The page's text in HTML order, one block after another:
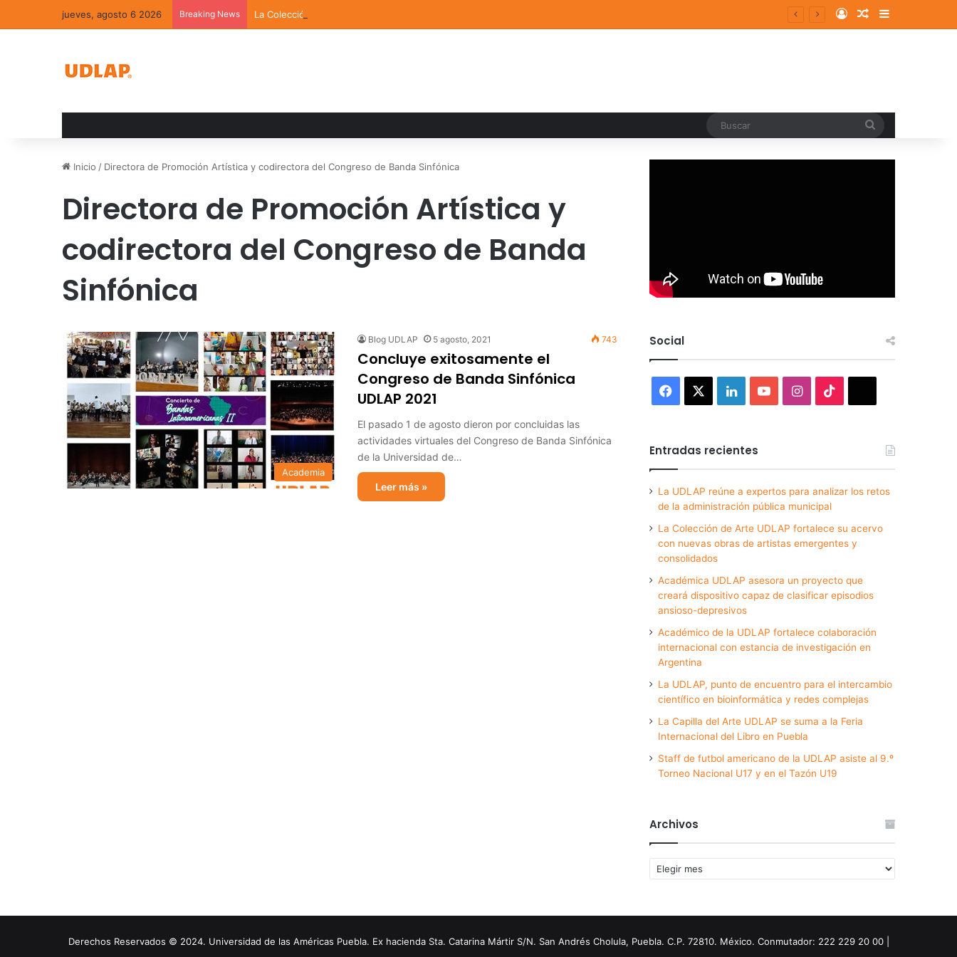
jueves, agosto 6 2026 Breaking News La Colección de Arte UDLAP fortalece su acervo con nuevas obras de artistas emergentes y consolidados Log InRandom Article
Sidebar
Inicio / Directora de Promoción Artística y codirectora del Congreso de Banda Sinfónica
Directora de Promoción Artística y
codirectora del Congreso de Banda
Sinfónica
Academia
Blog UDLAP 5 agosto, 2021 743
Concluye exitosamente el
Congreso de Banda Sinfónica
UDLAP 2021
El pasado 1 de agosto dieron por concluidas las
actividades virtuales del Congreso de Banda Sinfónica
de la Universidad de…
Leer más »
Social
Facebook LinkedInYouTubeInstagram
Entradas recientes
La UDLAP reúne a expertos para analizar los retos
de la administración pública municipal
La Colección de Arte UDLAP fortalece su acervo
con nuevas obras de artistas emergentes y
consolidados
Académica UDLAP asesora un proyecto que
creará dispositivo capaz de clasificar episodios
ansioso-depresivos
Académico de la UDLAP fortalece colaboración
internacional con estancia de investigación en
Argentina
La UDLAP, punto de encuentro para el intercambio
científico en bioinformática y redes complejas
La Capilla del Arte UDLAP se suma a la Feria
Internacional del Libro en Puebla
Staff de futbol americano de la UDLAP asiste al 9.º
Torneo Nacional U17 y en el Tazón U19
Archivos
Archivos
Derechos Reservados © 2024. Universidad de las Américas Puebla. Ex hacienda Sta. Catarina Mártir S/N. San Andrés Cholula, Puebla. C.P. 72810. México. Conmutador: 222 229 20 00 |